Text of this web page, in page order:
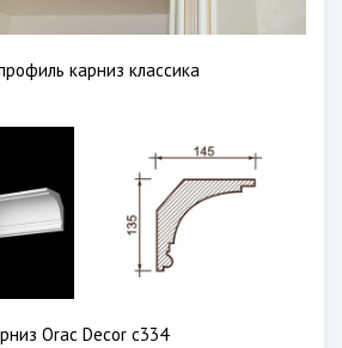
карниз классика
Orac Decor c334